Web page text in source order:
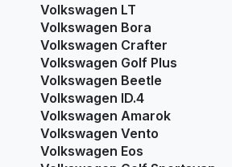
Volkswagen LT
Volkswagen Bora
Volkswagen Crafter
Volkswagen Golf Plus
Volkswagen Beetle
Volkswagen ID.4
Volkswagen Amarok
Volkswagen Vento
Volkswagen Eos